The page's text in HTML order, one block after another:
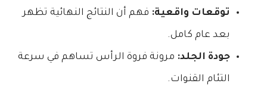
توقعات واقعية: فهم أن النتائج النهائية تظهر
بعد عام كامل.
جودة الجلد: مرونة فروة الرأس تساهم في سرعة
التئام القنوات.